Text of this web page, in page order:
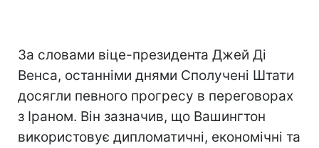
За словами віце-президента Джей Ді
Венса, останніми днями Сполучені Штати
досягли певного прогресу в переговорах
з Іраном. Він зазначив, що Вашингтон
використовує дипломатичні, економічні та